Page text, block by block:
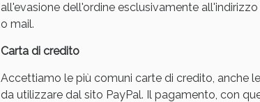
all'evasione dell'ordine esclusivamente
o mail.
Carta di credito
Accettiamo le più comuni carte di credito, anche
da utilizzare dal sito PayPal. Il pagamento, con